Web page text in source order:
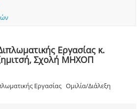
Εργασίας κ.
Σχολή ΜΗΧΟΠ
Εργασίας Ομιλία/Διάλεξη